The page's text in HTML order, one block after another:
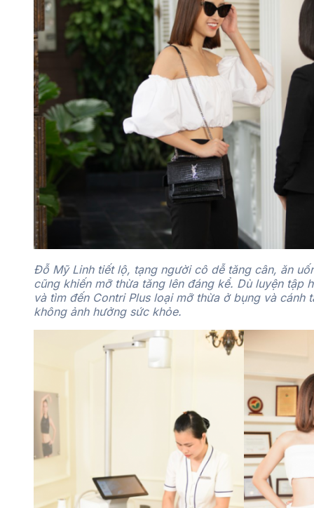
Đỗ Mỹ Linh tiết lộ, tạng người cô dễ tăng cân, ăn
cũng khiến mỡ thừa tăng lên đáng kể. Dù luyện tập
và tìm đến Contri Plus loại mỡ thừa ở bụng và cánh
không ảnh hưởng sức khỏe.